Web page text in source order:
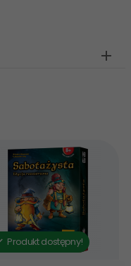
Produkt dostępny!